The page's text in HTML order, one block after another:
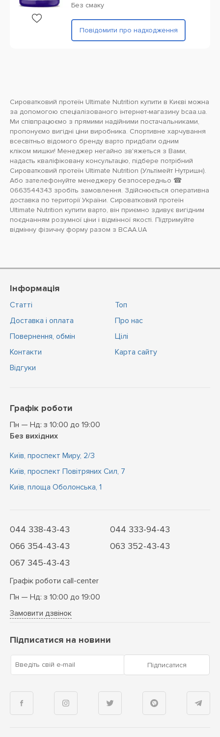
Без смаку
Повідомити про надходження
Сироватковий протеїн Ultimate Nutrition купити в Києві можна
за допомогою спеціалізованого інтернет-магазину bcaa.ua.
Ми співпрацюємо з прямими надійними постачальниками,
пропонуємо вигідні ціни виробника. Спортивне харчування
всесвітньо відомого бренду варто придбати одним
кліком мишки! Менеджер негайно зв'яжеться з Вами,
надасть кваліфіковану консультацію, підбере потрібний
Сироватковий протеїн Ultimate Nutrition (Ультімейт Нутришн).
Або зателефонуйте менеджеру безпосередньо ☎
0663544343 зробіть замовлення. Здійснюється оперативна
доставка по території України. Сироватковий протеїн
Ultimate Nutrition купити варто, він приємно здивує вигідним
поєднанням розумної ціни і відмінної якості. Підтримуйте
відмінну фізичну форму разом з BCAA.UA
Інформація
Статті
Доставка і оплата
Повернення, обмін
Контакти
Відгуки
Топ
Про нас
Цiлi
Карта сайту
Графік роботи
Пн — Нд: з 10:00 до 19:00
Без вихідних
Київ, проспект Миру, 2/3
Київ, проспект Повітряних Сил, 7
Київ, площа Оболонська, 1
044 338-43-43
044 333-94-43
066 354-43-43
063 352-43-43
067 345-43-43
Графік роботи call-center
Пн — Нд: з 10:00 до 19:00
Замовити дзвінок
Підписатися на новини
Введіть свій e-mail Підписатися